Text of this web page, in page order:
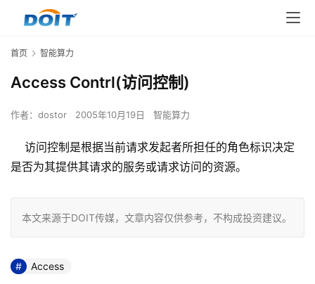
首页 智能算力
Access Contrl(访问控制)
作者： dostor 2005年10月19日 智能算力
访问控制是根据当前请求发起者所担任的角色标识决定
是否为其提供其请求的服务或请求访问的资源。
本文来源于DOIT传媒，文章内容仅供参考，不构成投资建议。
Access